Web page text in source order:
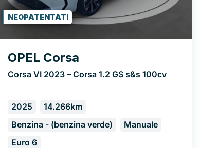
NEOPATENTATI
OPEL Corsa
Corsa VI 2023 – Corsa 1.2 GS s&s 100cv
2025
14.266km
Benzina - (benzina verde)
Manuale
Euro 6